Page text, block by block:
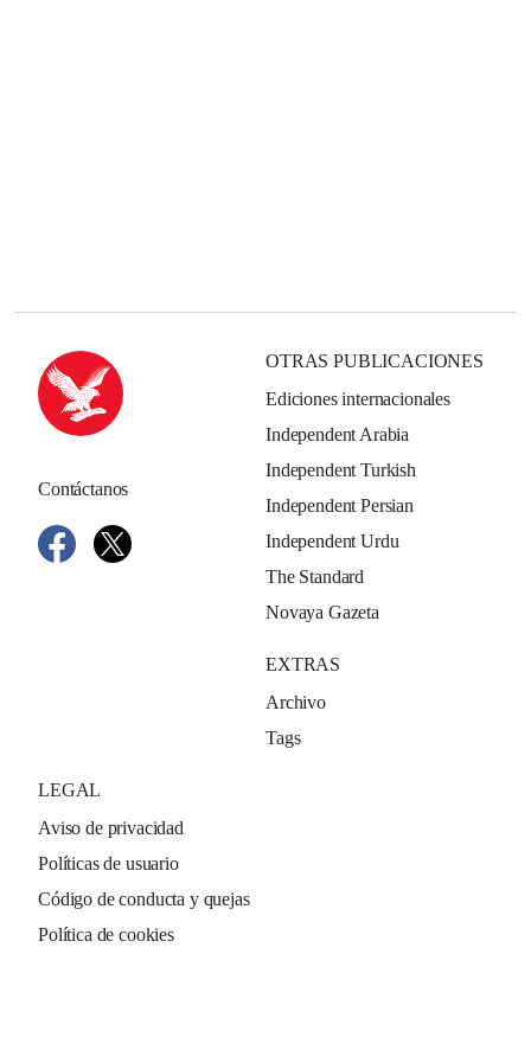
Contáctanos
OTRAS PUBLICACIONES
Ediciones internacionales
Independent Arabia
Independent Turkish
Independent Persian
Independent Urdu
The Standard
Novaya Gazeta
EXTRAS
Archivo
Tags
LEGAL
Aviso de privacidad
Políticas de usuario
Código de conducta y quejas
Política de cookies